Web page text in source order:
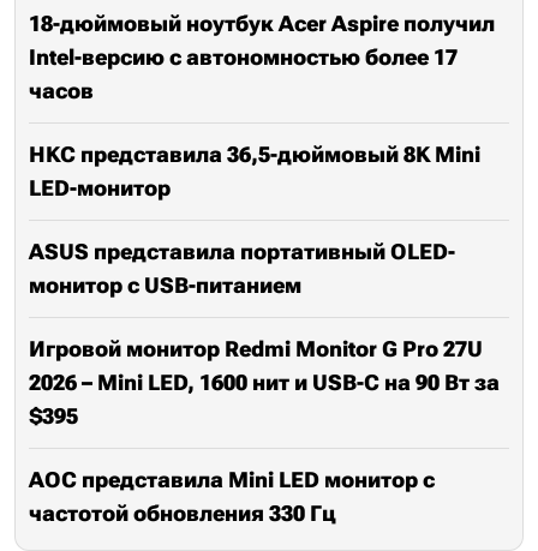
18-дюймовый ноутбук Acer Aspire получил
Intel-версию с автономностью более 17
часов
HKC представила 36,5-дюймовый 8K Mini
LED-монитор
ASUS представила портативный OLED-
монитор с USB-питанием
Игровой монитор Redmi Monitor G Pro 27U
2026 – Mini LED, 1600 нит и USB-C на 90 Вт за
$395
AOC представила Mini LED монитор с
частотой обновления 330 Гц